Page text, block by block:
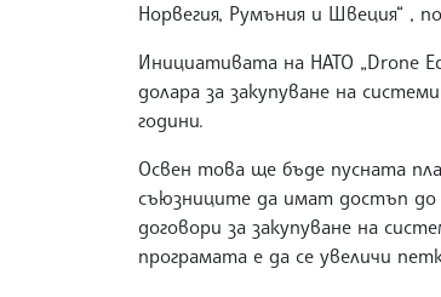
Норвегия, Румъния и Швеция“ ,
Инициативата на НАТО „Drone
долара за закупуване на
години.
Освен това ще бъде пусната
съюзниците да имат достъп до
договори за закупуване на
програмата е да се увеличи